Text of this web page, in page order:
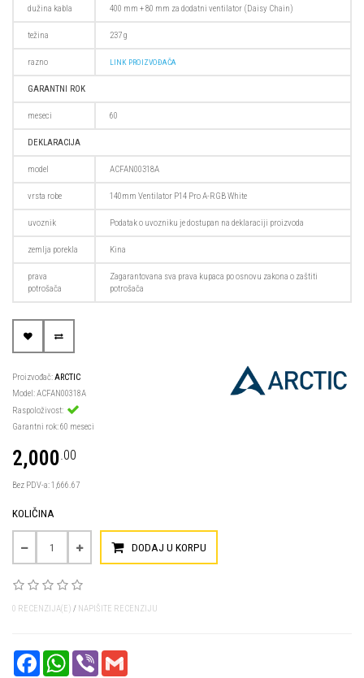
dužina kabla 400 mm + 80 mm za dodatni ventilator (Daisy Chain)
težina 237 g
razno LINK PROIZVOĐAČA
GARANTNI ROK
meseci 60
DEKLARACIJA
model ACFAN00318A
vrsta robe 140mm Ventilator P14 Pro A-RGB White
uvoznik Podatak o uvozniku je dostupan na deklaraciji proizvoda
zemlja porekla Kina
prava
potrošača
Zagarantovana sva prava kupaca po osnovu zakona o zaštiti
potrošača
Proizvođač:ARCTIC
Model: ACFAN00318A
Raspoloživost:
Garantni rok: 60 meseci
2,000.00
Bez PDV-a: 1,666.67
KOLIČINA
DODAJ U KORPU
0 RECENZIJA(E) / NAPIŠITE RECENZIJU
FACEBOOKWHATSAPPVIBER